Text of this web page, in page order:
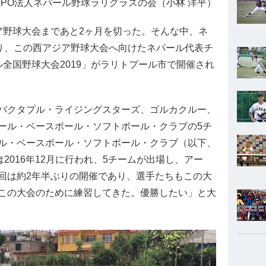
法人ネパール野球ラリグラスの会（小林 洋平）
球大会まであと2ヶ月を切った。そんな中、ネ
この西アジア野球大会へ向けたネパール代表チ
国野球大会2019」がラリトプール市で開催され
タプル・ライジングスターズ、ゴルカクルー、
ル・ベースボール・ソフトボール・クラブの5チ
ベースボール・ソフトボール・クラブ（以下、
年12月に行われ、5チームが出場し、アー
は約2年半ぶりの開催であり、選手たちもこの大
の大会のために練習してきた。優勝したい」と大